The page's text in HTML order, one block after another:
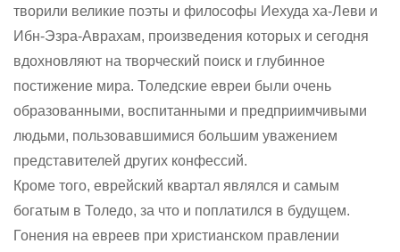
творили великие поэты и философы Иехуда ха-Леви и
Ибн-Эзра-Аврахам, произведения которых и сегодня
вдохновляют на творческий поиск и глубинное
постижение мира. Толедские евреи были очень
образованными, воспитанными и предприимчивыми
людьми, пользовавшимися большим уважением
представителей других конфессий.
Кроме того, еврейский квартал являлся и самым
богатым в Толедо, за что и поплатился в будущем.
Гонения на евреев при христианском правлении